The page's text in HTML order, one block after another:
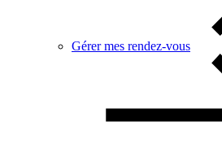
Gérer mes rendez-vous